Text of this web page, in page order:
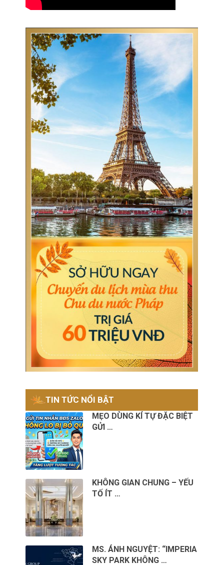
TIN TỨC NỔI BẬT
MẸO DÙNG KÍ TỰ ĐẶC BIỆT
GỬI …
KHÔNG GIAN CHUNG – YẾU
TỐ ÍT …
MS. ÁNH NGUYỆT: “IMPERIA
SKY PARK KHÔNG …